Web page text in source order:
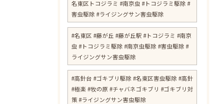
名東区トコジラミ #南京虫 #トコジラミ駆除 #
害虫駆除 #ライジングサン害虫駆除
#名東区 #藤が丘 #藤が丘駅 #トコジラミ #南京
虫 #トコジラミ駆除 #南京虫駆除 #害虫駆除 #
ライジングサン害虫駆除
#高針台 #ゴキブリ駆除 #名東区害虫駆除 #高針
#極楽 #牧の原 #チャバネゴキブリ #ゴキブリ対
策 #ライジングサン害虫駆除